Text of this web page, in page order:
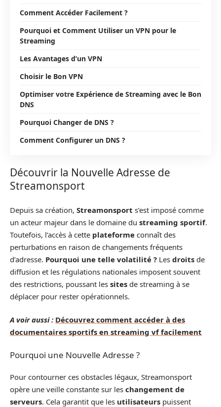
Comment Accéder Facilement ?
Pourquoi et Comment Utiliser un VPN pour le
Streaming
Les Avantages d’un VPN
Choisir le Bon VPN
Optimiser votre Expérience de Streaming avec le Bon
DNS
Pourquoi Changer de DNS ?
Comment Configurer un DNS ?
Découvrir la Nouvelle Adresse de
Streamonsport
Depuis sa création, Streamonsport s’est imposé comme
un acteur majeur dans le domaine du streaming sportif.
Toutefois, l’accès à cette plateforme connaît des
perturbations en raison de changements fréquents
d’adresse. Pourquoi une telle volatilité ? Les droits de
diffusion et les régulations nationales imposent souvent
des restrictions, poussant les sites de streaming à se
déplacer pour rester opérationnels.
A voir aussi : Découvrez comment accéder à des
documentaires sportifs en streaming vf facilement
Pourquoi une Nouvelle Adresse ?
Pour contourner ces obstacles légaux, Streamonsport
opère une veille constante sur les changement de
serveurs. Cela garantit que les utilisateurs puissent